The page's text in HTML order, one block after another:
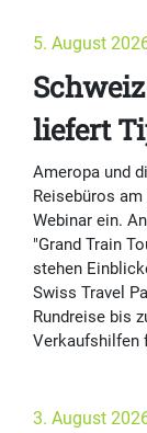
5. August
liefert
Ameropa und
Reisebüros
Webinar ein.
"Grand Train
stehen
Swiss Travel
Rundreise bis
Verkaufshilfen
3. August